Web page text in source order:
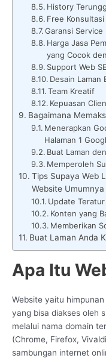
History
Free Konsultasi
Garansi Service
Harga Jasa
yang Cocok
Support Web
Desain Laman
Team Kreatif
Kepuasan
Bagaimana
Menerapkan
Halaman 1
Buat Laman
Memperoleh
Tips Supaya Web
Website Umumnya
Update Teratur
Konten yang
Memberikan
Buat Laman Anda
Apa Itu
Website yaitu
yang bisa diakses oleh
melalui nama domain
(Chrome, Firefox,
sambungan internet